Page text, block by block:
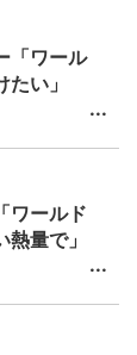
「ワール
い」
ワールド
量で」